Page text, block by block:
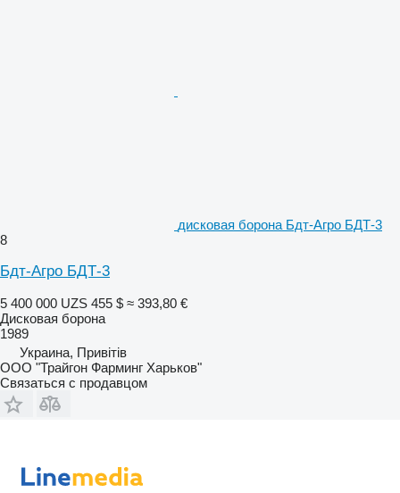
дисковая борона Бдт-Агро БДТ-3
8
Бдт-Агро БДТ-3
5 400 000 UZS 455 $ ≈ 393,80 €
Дисковая борона
1989
Украина, Привітів
ООО "Трайгон Фарминг Харьков"
Связаться с продавцом